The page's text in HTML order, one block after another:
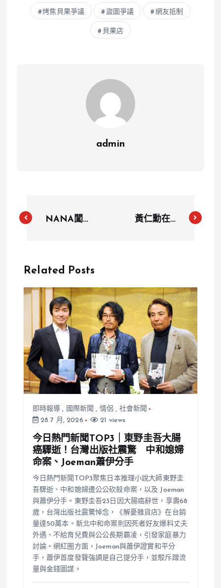
烤焦貝果爭議 盜圖爭議 網友抵制
貝果店
admin
NANA闖空
咬受害者 案
黃仁勳在
技術亮點全公
開
Related Posts
即時報導 , 國際新聞 , 情侶 , 社會新聞
28 7 月, 2026
21 views
今日熱門新聞TOP3｜東野圭吾大腸
癌驟逝！台灣出版社震驚 中和媳婦
命案、Joeman蕭伊分手
今日熱門新聞TOP3聚焦日本推理小說大師東野圭
吾驟逝、中和媳婦遭公公砍殺命案，以及 Joeman
與蕭伊分手。東野圭吾23日因大腸癌辭世，享壽68
歲，台灣出版社震驚悼念，《解憂雜貨店》在台銷
量達50萬本。新北中和命案則因死者好友爆料丈夫
外遇、不給育兒費與公公長期霸凌，引發家庭暴力
討論。網紅圈方面，Joeman與蕭伊證實和平分
手，蕭伊首度發聲強調是自己提分手，並駁斥蹭流
量與金錢圖謀。